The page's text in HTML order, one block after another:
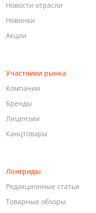
Новости отрасли
Новинки
Акции
Участники рынка
Компании
Бренды
Лицензии
Канцтовары
Лонгриды
Редакционные статьи
Товарные обзоры